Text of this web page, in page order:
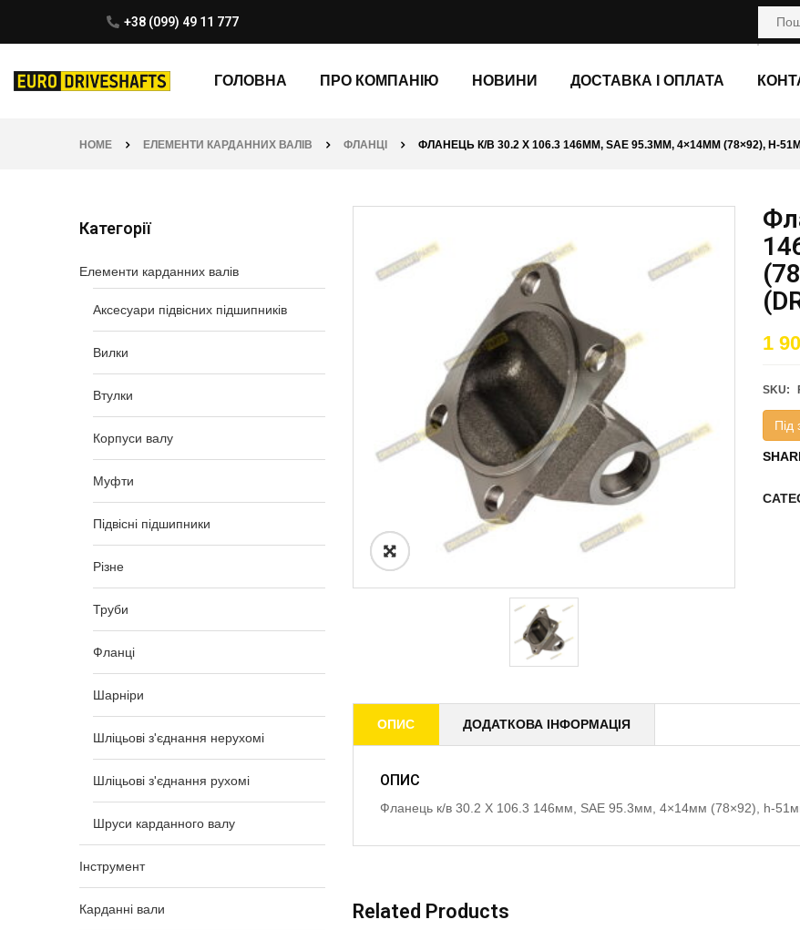
+38 (099) 49 11 777
ГОЛОВНА ПРО КОМПАНІЮ НОВИНИ ДОСТАВКА І ОПЛАТА
HOME ЕЛЕМЕНТИ КАРДАННИХ ВАЛІВ ФЛАНЦІ ФЛАНЕЦЬ К/В 30.2 X 106.3 146ММ, SAE 95.3ММ, 4×14ММ (78×92), H-
Категорії
Елементи карданних валів
Аксесуари підвісних підшипників
Вилки
Втулки
Корпуси валу
Муфти
Підвісні підшипники
Різне
Труби
Фланці
Шарніри
Шліцьові з'єднання нерухомі
Шліцьові з'єднання рухомі
Шруси карданного валу
Інструмент
Карданні вали
1
SKU:
Під
ОПИС ДОДАТКОВА ІНФОРМАЦІЯ
ОПИС
Фланець к/в 30.2 X 106.3 146мм, SAE 95.3мм, 4×14мм (78×92), h-
Related Products